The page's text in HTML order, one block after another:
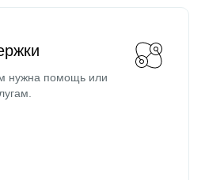
нужна помощь или